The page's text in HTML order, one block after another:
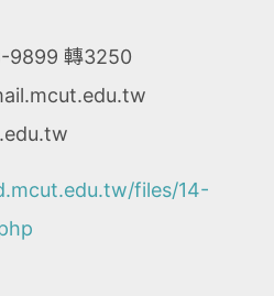
9899 轉3250
files/14-